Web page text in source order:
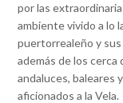
por las
ambiente vivido a lo
puertorrealeño y
además de los
andaluces, baleares
aficionados a la Vela.